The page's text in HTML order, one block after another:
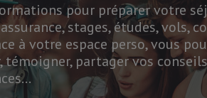
pour préparer votre
stages, études, vols,
à votre espace perso, vous
témoigner, partager vos